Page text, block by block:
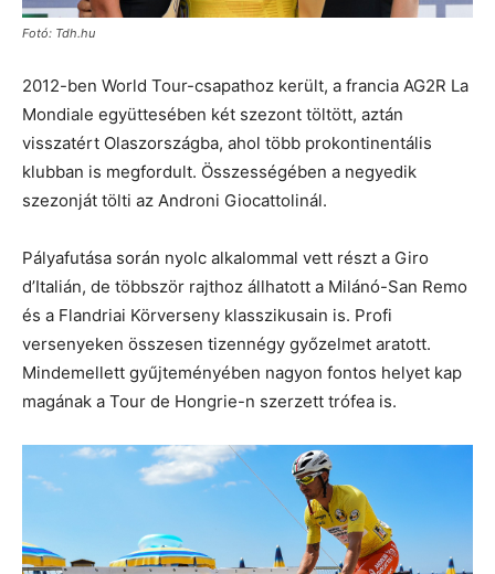
Fotó: Tdh.hu
2012-ben World Tour-csapathoz került, a francia AG2R La
Mondiale együttesében két szezont töltött, aztán
visszatért Olaszországba, ahol több prokontinentális
klubban is megfordult. Összességében a negyedik
szezonját tölti az Androni Giocattolinál.
Pályafutása során nyolc alkalommal vett részt a Giro
d’Italián, de többször rajthoz állhatott a Milánó-San Remo
és a Flandriai Körverseny klasszikusain is. Profi
versenyeken összesen tizennégy győzelmet aratott.
Mindemellett gyűjteményében nagyon fontos helyet kap
magának a Tour de Hongrie-n szerzett trófea is.